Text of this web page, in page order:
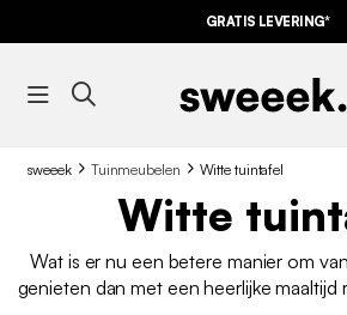
GRATIS LEVERING*
sweeek Tuinmeubelen Witte tuintafel
Witte
Wat is er nu een betere manier om
genieten dan met een heerlijke